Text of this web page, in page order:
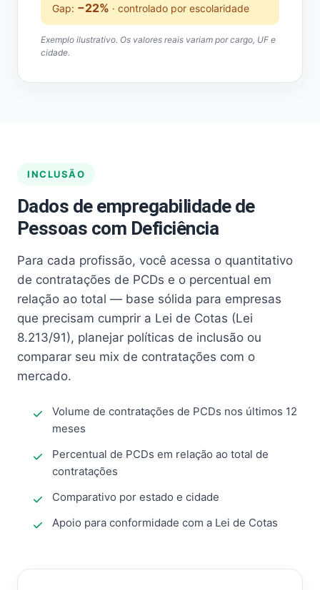
Gap: −22% · controlado por escolaridade
Exemplo ilustrativo. Os valores reais variam por cargo, UF e
cidade.
INCLUSÃO
Dados de empregabilidade de
Pessoas com Deficiência
Para cada profissão, você acessa o quantitativo
de contratações de PCDs e o percentual em
relação ao total — base sólida para empresas
que precisam cumprir a Lei de Cotas (Lei
8.213/91), planejar políticas de inclusão ou
comparar seu mix de contratações com o
mercado.
Volume de contratações de PCDs nos últimos 12
meses
Percentual de PCDs em relação ao total de
contratações
Comparativo por estado e cidade
Apoio para conformidade com a Lei de Cotas